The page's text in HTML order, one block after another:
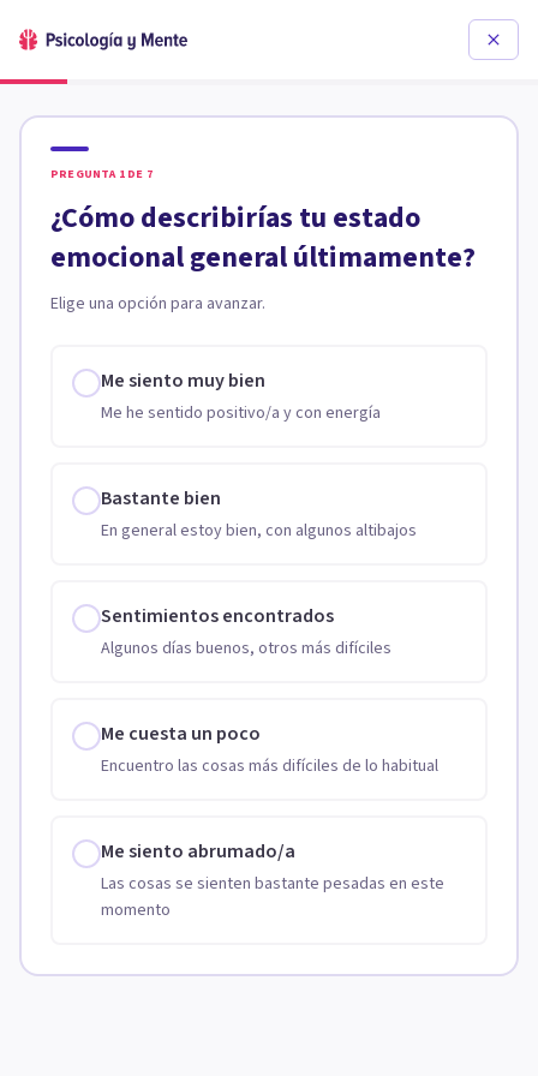
PREGUNTA 1 DE 7
¿Cómo describirías tu estado
emocional general últimamente?
Elige una opción para avanzar.
Me siento muy bien
Me he sentido positivo/a y con energía
Bastante bien
En general estoy bien, con algunos altibajos
Sentimientos encontrados
Algunos días buenos, otros más difíciles
Me cuesta un poco
Encuentro las cosas más difíciles de lo habitual
Me siento abrumado/a
Las cosas se sienten bastante pesadas en este
momento